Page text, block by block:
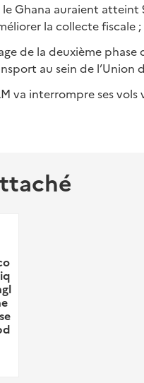
le Ghana auraient
la collecte fiscale ;
de la deuxième
au sein de l’Union
va interrompre ses vols